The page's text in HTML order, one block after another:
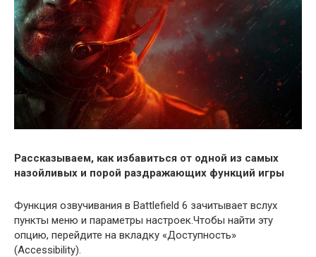
Рассказываем, как избавиться от одной из самых
назойливых и порой раздражающих функций игры
Функция озвучивания в Battlefield 6 зачитывает вслух
пункты меню и параметры настроек.Чтобы найти эту
опцию, перейдите на вкладку «Доступность»
(Accessibility).